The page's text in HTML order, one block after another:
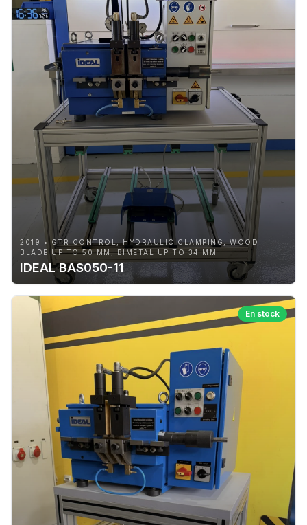
2019 • GTR CONTROL, HYDRAULIC CLAMPING, WOOD
BLADE UP TO 50 MM, BIMETAL UP TO 34 MM
IDEAL BAS050-11
En stock